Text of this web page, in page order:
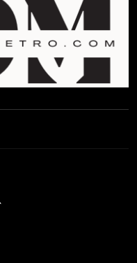
পরীক্ষা: শিক্ষা মন্ত্রণালয়
করতে নয়,
অধিকার আদায়ে এসেছিঃ
আমির
লি